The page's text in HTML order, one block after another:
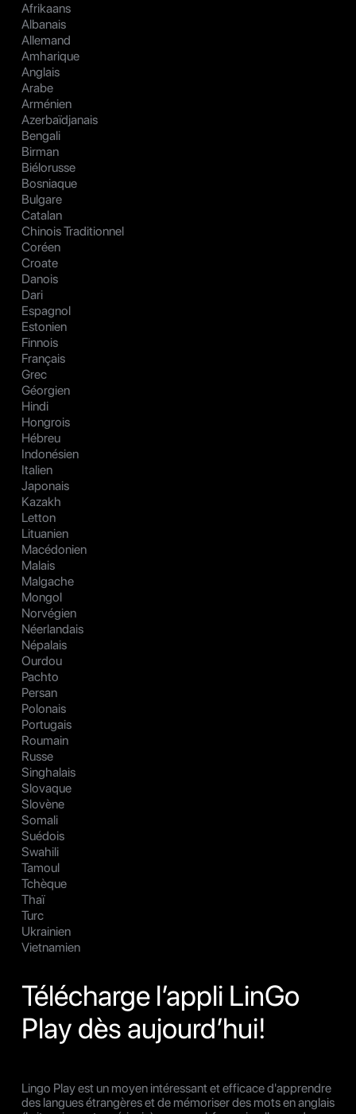
Afrikaans
Albanais
Allemand
Amharique
Anglais
Arabe
Arménien
Azerbaïdjanais
Bengali
Birman
Biélorusse
Bosniaque
Bulgare
Catalan
Chinois Traditionnel
Coréen
Croate
Danois
Dari
Espagnol
Estonien
Finnois
Français
Grec
Géorgien
Hindi
Hongrois
Hébreu
Indonésien
Italien
Japonais
Kazakh
Letton
Lituanien
Macédonien
Malais
Malgache
Mongol
Norvégien
Néerlandais
Népalais
Ourdou
Pachto
Persan
Polonais
Portugais
Roumain
Russe
Singhalais
Slovaque
Slovène
Somali
Suédois
Swahili
Tamoul
Tchèque
Thaï
Turc
Ukrainien
Vietnamien
Télécharge l’appli LinGo
Play dès aujourd’hui!
Lingo Play est un moyen intéressant et efficace d'apprendre
des langues étrangères et de mémoriser des mots en anglais